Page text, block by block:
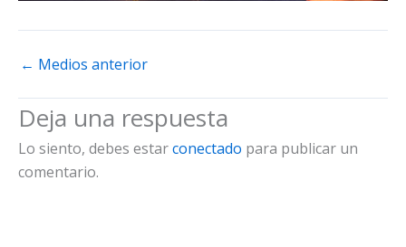
← Medios anterior
Deja una respuesta
Lo siento, debes estarconectado para publicar un
comentario.